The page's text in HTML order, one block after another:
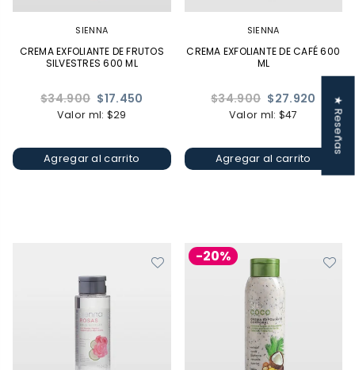
SIENNA
CREMA EXFOLIANTE DE FRUTOS
SILVESTRES 600 ML
Precio
habitual
$34.900 $17.450
Valor ml: $29
Agregar al carrito
SIENNA
CREMA EXFOLIANTE DE CAFÉ 600
ML
Precio
habitual
$34.900 $27.920
Valor ml: $47
Agregar al carrito
-20%
★ Reseñas